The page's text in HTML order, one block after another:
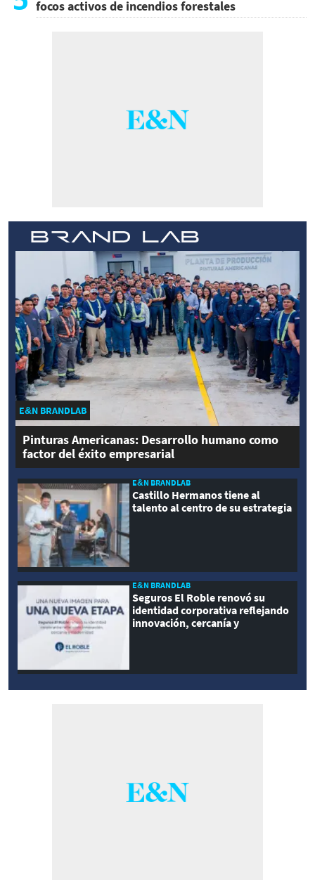
focos activos de incendios forestales
E&N BRANDLAB
Pinturas Americanas: Desarrollo humano como
factor del éxito empresarial
E&N BRANDLAB
Castillo Hermanos tiene al
talento al centro de su estrategia
E&N BRANDLAB
Seguros El Roble renovó su
identidad corporativa reflejando
innovación, cercanía y